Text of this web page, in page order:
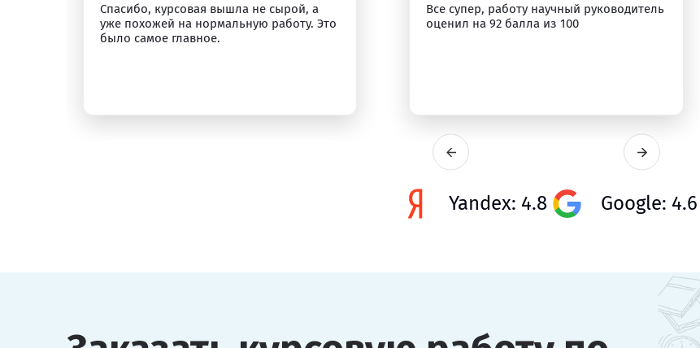
Спасибо, курсовая вышла не сырой, а
уже похожей на нормальную работу. Это
было самое главное.
Все супер, работу научный руководитель
оценил на 92 балла из 100
Yandex: 4.8 Google: 4.6